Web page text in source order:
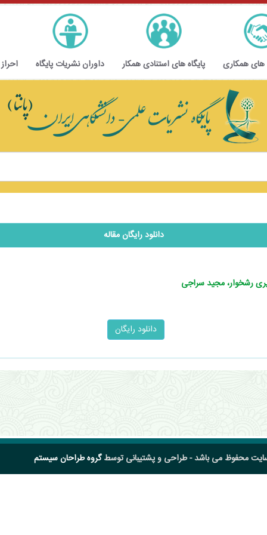
های همکاری پایگاه های استنادی همکار داوران نشریات پایگاه
دانلود رایگان مقاله
رشخوار، مجید سراجی
محفوظ می باشد - طراحی و پشتیبانی توسطگروه طراحان سیستم